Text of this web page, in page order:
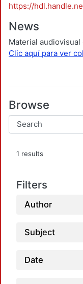
https://
News
Material audiovisual
Clic aquí para ver
Browse
1 results
Filters
Author
Subject
Date